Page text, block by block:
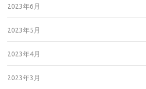
2023年6月
2023年5月
2023年4月
2023年3月